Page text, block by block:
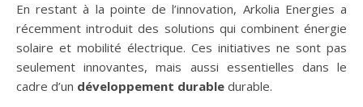
En restant à la pointe de l’innovation, Arkolia Energies a
récemment introduit des solutions qui combinent énergie
solaire et mobilité électrique. Ces initiatives ne sont pas
seulement innovantes, mais aussi essentielles dans le
cadre d’un développement durable durable.